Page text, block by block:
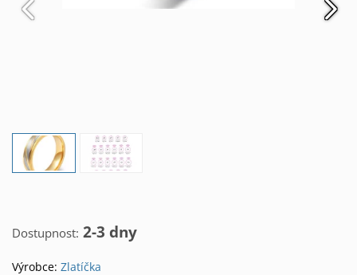
Dostupnost: 2-3 dny
Výrobce: Zlatíčka